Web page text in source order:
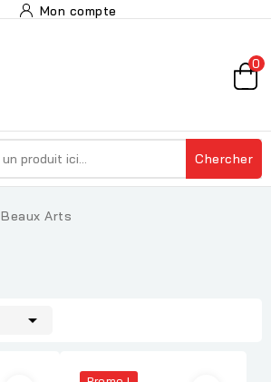
Mon compte
0
Chercher
Beaux Arts
